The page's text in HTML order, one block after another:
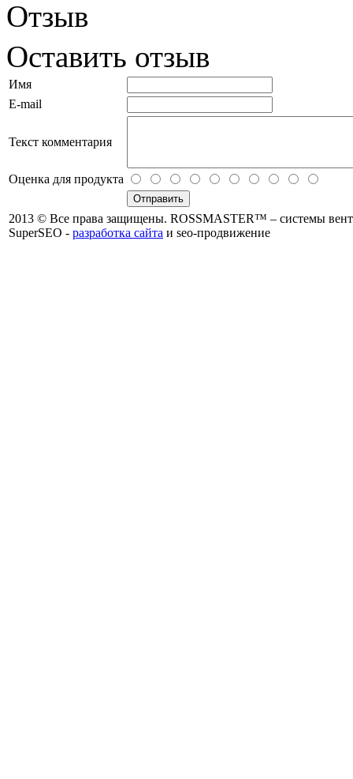
Отзыв
Оставить отзыв
Имя
E-mail
Текст комментария
Оценка для продукта
2013 © Все права защищены. ROSSMASTER™ – системы
SuperSEO - разработка сайта и seo-продвижение